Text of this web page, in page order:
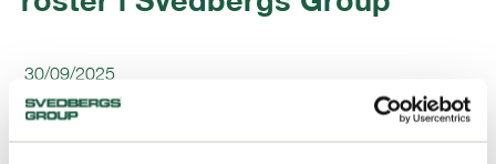
30/09/2025